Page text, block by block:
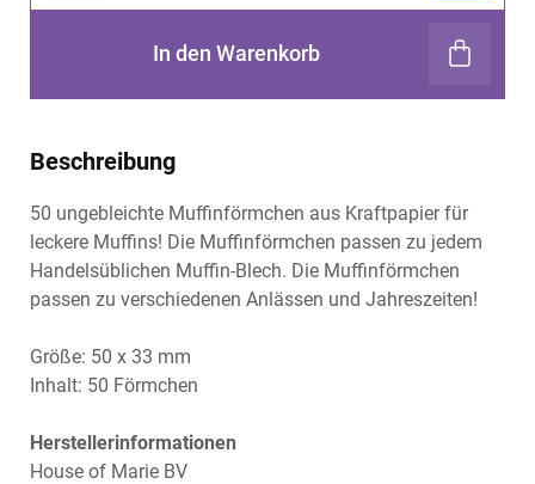
In den Warenkorb
Beschreibung
50 ungebleichte Muffinförmchen aus Kraftpapier für
leckere Muffins! Die Muffinförmchen passen zu jedem
Handelsüblichen Muffin-Blech. Die Muffinförmchen
passen zu verschiedenen Anlässen und Jahreszeiten!
Größe: 50 x 33 mm
Inhalt: 50 Förmchen
Herstellerinformationen
House of Marie BV